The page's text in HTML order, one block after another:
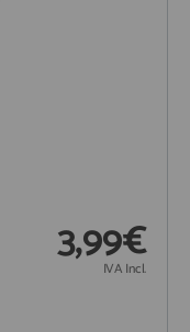
3,99€
IVA Incl.